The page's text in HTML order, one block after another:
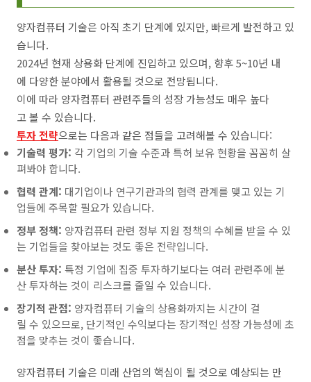
양자컴퓨터 기술은 아직 초기 단계에 있지만, 빠르게 발전하고 있
습니다.
2024년 현재 상용화 단계에 진입하고 있으며, 향후 5~10년 내
에 다양한 분야에서 활용될 것으로 전망됩니다.
이에 따라 양자컴퓨터 관련주들의 성장 가능성도 매우 높다
고 볼 수 있습니다.
투자 전략으로는 다음과 같은 점들을 고려해볼 수 있습니다:
기술력 평가: 각 기업의 기술 수준과 특허 보유 현황을 꼼꼼히 살
펴봐야 합니다.
협력 관계: 대기업이나 연구기관과의 협력 관계를 맺고 있는 기
업들에 주목할 필요가 있습니다.
정부 정책: 양자컴퓨터 관련 정부 지원 정책의 수혜를 받을 수 있
는 기업들을 찾아보는 것도 좋은 전략입니다.
분산 투자: 특정 기업에 집중 투자하기보다는 여러 관련주에 분
산 투자하는 것이 리스크를 줄일 수 있습니다.
장기적 관점: 양자컴퓨터 기술의 상용화까지는 시간이 걸
릴 수 있으므로, 단기적인 수익보다는 장기적인 성장 가능성에 초
점을 맞추는 것이 좋습니다.
양자컴퓨터 기술은 미래 산업의 핵심이 될 것으로 예상되는 만